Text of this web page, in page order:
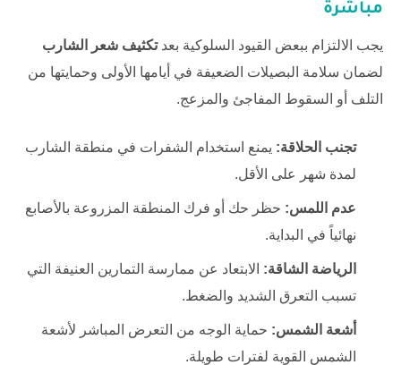
مباشرة
يجب الالتزام ببعض القيود السلوكية بعدتكثيف شعر الشارب
لضمان سلامة البصيلات الضعيفة في أيامها الأولى وحمايتها من
التلف أو السقوط المفاجئ والمزعج.
تجنب الحلاقة: يمنع استخدام الشفرات في منطقة الشارب
لمدة شهر على الأقل.
عدم اللمس: حظر حك أو فرك المنطقة المزروعة بالأصابع
نهائياً في البداية.
الرياضة الشاقة: الابتعاد عن ممارسة التمارين العنيفة التي
تسبب التعرق الشديد والضغط.
أشعة الشمس: حماية الوجه من التعرض المباشر لأشعة
الشمس القوية لفترات طويلة.